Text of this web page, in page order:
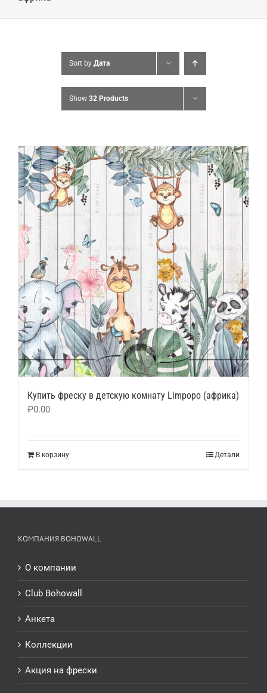
Sort by Дата
Show 32 Products
Купить фреску в детскую комнату Limpopo (африка)
₽0.00
В корзину Детали
КОМПАНИЯ BOHOWALL
О компании
Club Bohowall
Анкета
Коллекции
Акция на фрески